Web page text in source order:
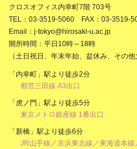
クロスオフィス内幸町7階 703号
TEL：03-3519-5060 FAX：03-3519-
Email：j-tokyo@hirosaki-u.ac.jp
開所時間：平日10時～18時
（土日祝日、年末年始、盆休み、その
「内幸町」駅より徒歩2分
都営三田線 A3出口
「虎ノ門」駅より徒歩5分
東京メトロ銀座線 1番出口
「新橋」駅より徒歩6分
JR山手線／京浜東北線／東海道本